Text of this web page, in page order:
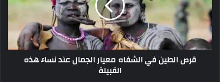
قرص الطين في الشفاه معيار الجمال عند نساء هذه
القبيلة